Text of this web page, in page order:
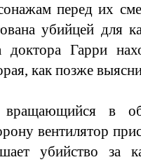
перед их
убийцей для
Гарри
как позже
вращающийся в
вентилятор
убийство за